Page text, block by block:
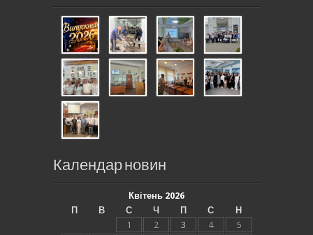
Календар новин
Квітень 2026
П
В С Ч П С Н
1 2 3 4
5